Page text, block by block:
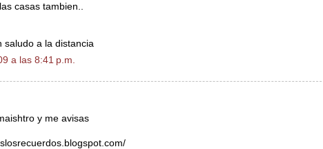
casas tambien..
saludo a la distancia
a las 8:41 p.m.
y me avisas